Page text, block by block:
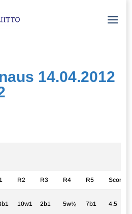
14.04.2012
R2 R3 R4 R5 Score
10w1 2b1 5w½ 7b1 4.5